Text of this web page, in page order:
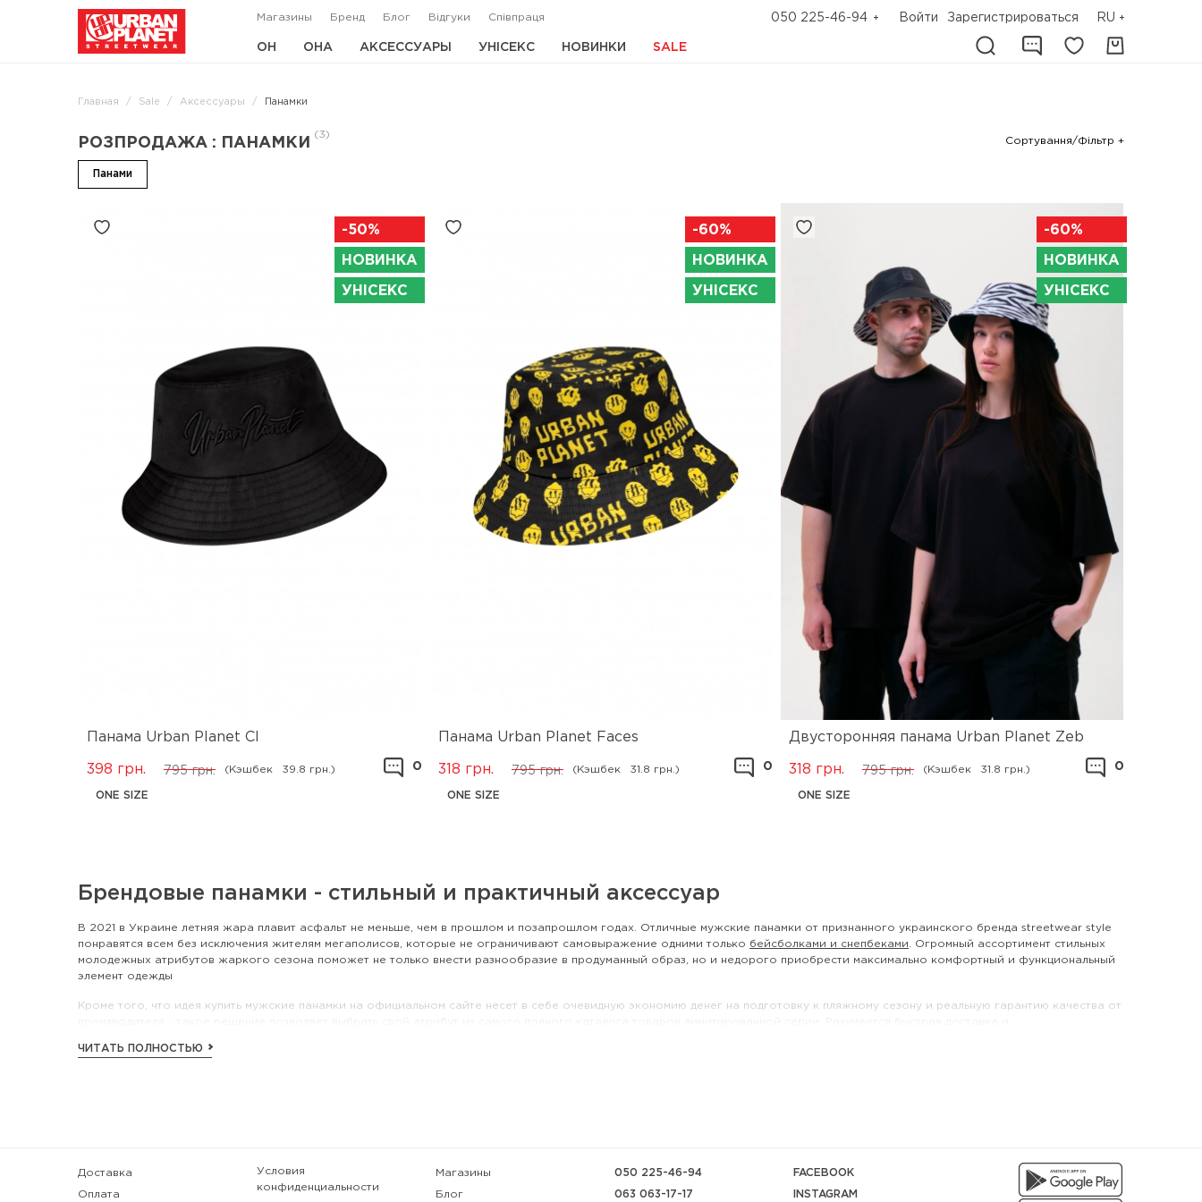
Магазины Бренд Блог Відгуки Співпраця 050 225-46-94 Войти Зарегистрироваться RU
ОН ОНА АКСЕССУАРЫ УНІСЕКС НОВИНКИ SALE
Главная Sale Аксессуары Панамки
РОЗПРОДАЖА : ПАНАМКИ
(3)
Сортування/Фільтр +
Панами
-50%
НОВИНКА
УНІСЕКС
Панама Urban Planet Cl
795 грн.
398 грн. (Кэшбек 39.8 грн.) 0
ONE SIZE
-60%
НОВИНКА
УНІСЕКС
Панама Urban Planet Faces
795 грн.
318 грн. (Кэшбек 31.8 грн.) 0
ONE SIZE
-60%
НОВИНКА
УНІСЕКС
Двусторонняя панама Urban Planet Zeb
795 грн.
318 грн. (Кэшбек 31.8 грн.) 0
ONE SIZE
Брендовые панамки - стильный и практичный аксессуар
В 2021 в Украине летняя жара плавит асфальт не меньше, чем в прошлом и позапрошлом годах. Отличные мужские панамки от признанного украинского бренда streetwear style
понравятся всем без исключения жителям мегаполисов, которые не ограничивают самовыражение одними только бейсболками и снепбеками . Огромный ассортимент стильных
молодежных атрибутов жаркого сезона поможет не только внести разнообразие в продуманный образ, но и недорого приобрести максимально комфортный и функциональный
элемент одежды
Кроме того, что идея купить мужские панамки на официальном сайте несет в себе очевидную экономию денег на подготовку к пляжному сезону и реальную гарантию качества от
коллекции уличного направления.
Например, давайте рассмотрим женские панамки в интернет-магазине ведущей торговой марки урбанистического стиля в Украине. Достаточно хотя бы раз взглянуть, чтобы
понять: перед Вами не головной убор дачника-пенсионера, а один из главных трендов сезона. Конечно, 100% хлопок позаботится одновременно и о надежной защите от
ЧИТАТЬ ПОЛНОСТЬЮ
Доставка
Оплата
Условия
конфиденциальности
Магазины
Блог
050 225-46-94
063 063-17-17
FACEBOOK
INSTAGRAM